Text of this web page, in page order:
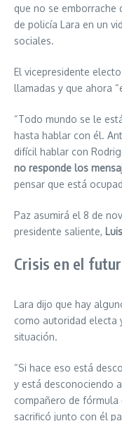
que no se emborrache
de policía Lara en un
sociales.
El vicepresidente
llamadas y que ahora
“Todo mundo se le
hasta hablar con él.
difícil hablar con
no responde los
pensar que está
Paz asumirá el 8 de
presidente saliente,
Crisis en el
Lara dijo que hay
como autoridad electa
situación.
“Si hace eso está
y está desconociendo
compañero de
sacrificó junto con él